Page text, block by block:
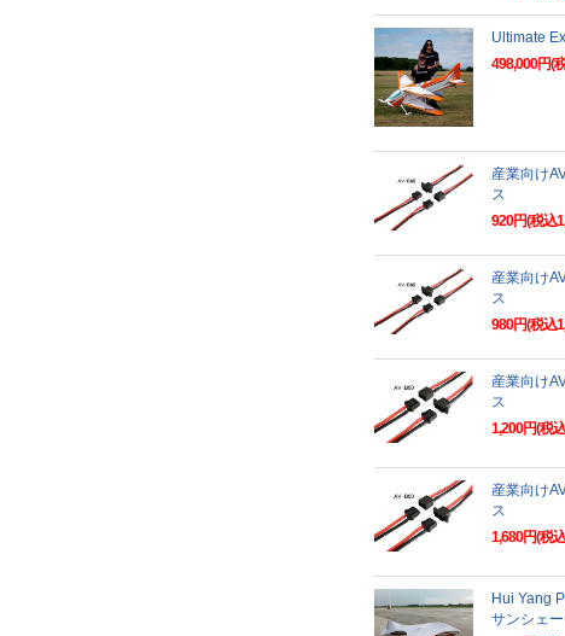
Ultimate
498,000円(
産業向け
ス
920円(税込
産業向け
ス
980円(税込
産業向け
ス
1,200円(税
産業向け
ス
1,680円(税
Hui Yang
サンシェ